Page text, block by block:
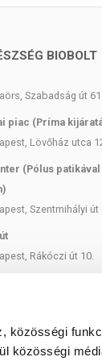
közösségi
közösségi
anyag
BIOBOLT
Szabadság út 61.
piac (Príma
Lövőház utca
(Pólus patikával
Szentmihályi út
Rákóczi út 10.